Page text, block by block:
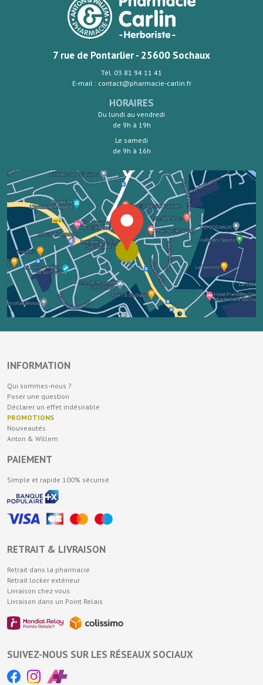
7 rue de Pontarlier - 25600 Sochaux
Tél. 03 81 94 11 41
E-mail : contact@pharmacie-carlin.fr
HORAIRES
Du lundi au vendredi
de 9h à 19h
Le samedi
de 9h à 16h
INFORMATION
Qui sommes-nous ?
Poser une question
Déclarer un effet indésirable
PROMOTIONS
Nouveautés
Anton & Willem
PAIEMENT
Simple et rapide 100% sécurisé
RETRAIT & LIVRAISON
Retrait dans la pharmacie
Retrait locker extérieur
Livraison chez vous
Livraison dans un Point Relais
SUIVEZ-NOUS SUR LES RÉSEAUX SOCIAUX